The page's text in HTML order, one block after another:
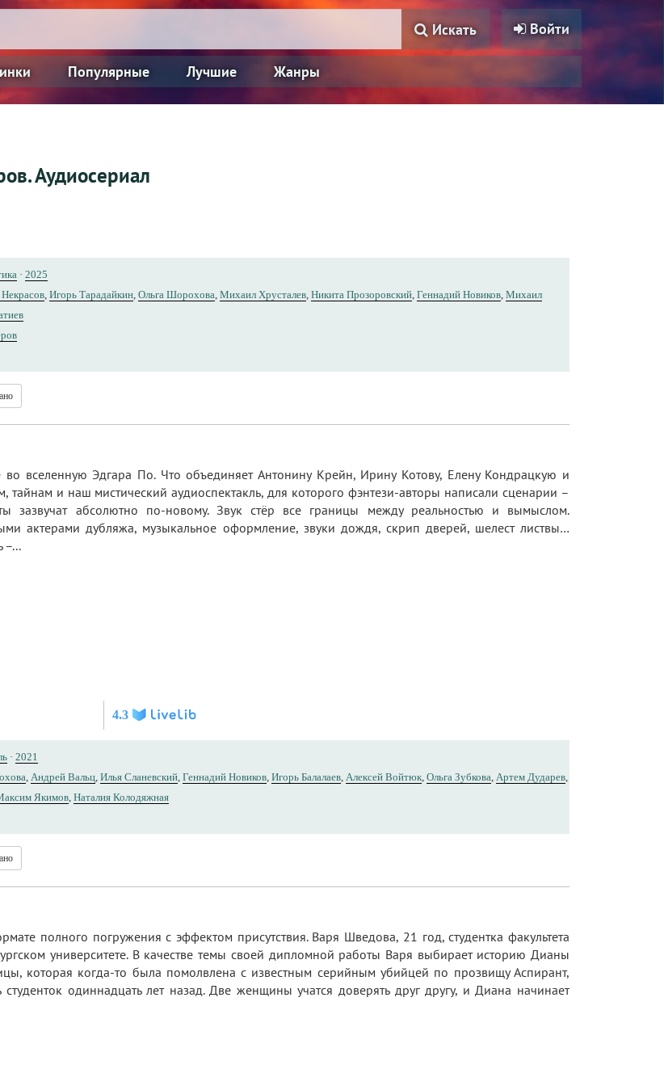
Войти
Искать
Популярные Лучшие Жанры
Аудиосериал
· 2025
, Игорь Тарадайкин, Ольга Шорохова, Михаил Хрусталев, Никита Прозоровский, Геннадий Новиков, Михаил
во вселенную Эдгара По. Что объединяет Антонину Крейн, Ирину Котову, Елену Кондрацкую и
тайнам и наш мистический аудиоспектакль, для которого фэнтези-авторы написали сценарии –
зазвучат абсолютно по-новому. Звук стёр все границы между реальностью и вымыслом.
актерами дубляжа, музыкальное оформление, звуки дождя, скрип дверей, шелест листвы…
–...
4.3
· 2021
, Андрей Вальц, Илья Сланевский, Геннадий Новиков, Игорь Балалаев, Алексей Войтюк, Ольга Зубкова, Артем Дударев,
Якимов, Наталия Колодяжная
полного погружения с эффектом присутствия. Варя Шведова, 21 год, студентка факультета
университете. В качестве темы своей дипломной работы Варя выбирает историю Дианы
которая когда-то была помолвлена с известным серийным убийцей по прозвищу Аспирант,
одиннадцать лет назад. Две женщины учатся доверять друг другу, и Диана начинает